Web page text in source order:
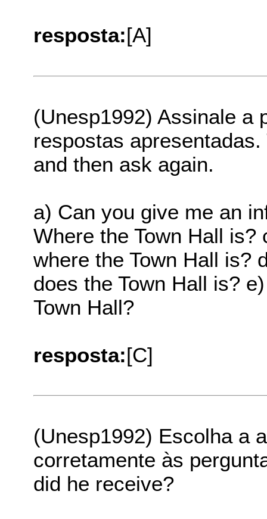
resposta:[A]
(Unesp1992) Assinale a
respostas
and then ask again.
a) Can you give me an
Where the Town Hall
where the Town Hall is?
does the Town Hall is?
Town Hall?
resposta:[C]
(Unesp1992) Escolha a
corretamente às
did he receive?